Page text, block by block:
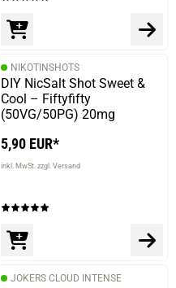
NIKOTINSHOTS
DIY NicSalt Shot Sweet &
Cool – Fiftyfifty
(50VG/50PG) 20mg
5,90 EUR*
inkl. MwSt. zzgl. Versand
JOKERS CLOUD INTENSE